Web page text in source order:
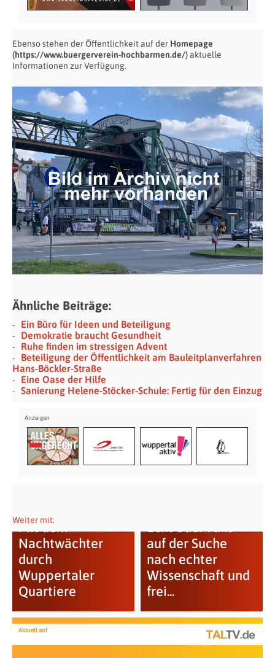
Ebenso stehen der Öffentlichkeit auf der Homepage
(https://www.buergerverein-hochbarmen.de/)aktuelle
Informationen zur Verfügung.
Ähnliche Beiträge:
Ein Büro für Ideen und Beteiligung
Demokratie braucht Gesundheit
Ruhe finden im stressigen Advent
Beteiligung der Öffentlichkeit am Bauleitplanverfahren
Hans-Böckler-Straße
Eine Oase der Hilfe
Sanierung Helene-Stöcker-Schule: Fertig für den Einzug
Weiter mit:
Mit dem
Nachtwächter
durch
Wuppertaler
Quartiere
auf der Suche
nach echter
Wissenschaft und
frei...
Aktuell auf